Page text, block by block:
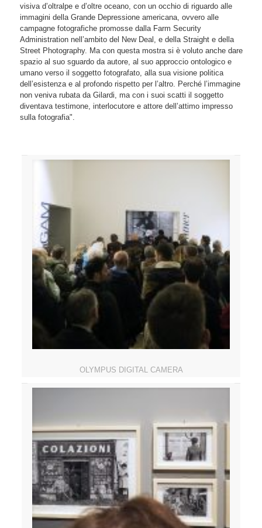
visiva d’oltralpe e d’oltre oceano, con un occhio di riguardo alle
immagini della Grande Depressione americana, ovvero alle
campagne fotografiche promosse dalla Farm Security
Administration nell’ambito del New Deal, e della Straight e della
Street Photography. Ma con questa mostra si è voluto anche dare
spazio al suo sguardo da autore, al suo approccio ontologico e
umano verso il soggetto fotografato, alla sua visione politica
dell’esistenza e al profondo rispetto per l’altro. Perché l’immagine
non veniva rubata da Gilardi, ma con i suoi scatti il soggetto
diventava testimone, interlocutore e attore dell’attimo impresso
sulla fotografia".
OLYMPUS DIGITAL CAMERA